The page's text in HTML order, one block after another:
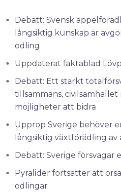
Debatt: Svensk
långsiktig kunskap är
odling
Uppdaterat faktablad
Debatt: Ett starkt
tillsammans, civilsamhället
möjligheter att bidra
Upprop Sverige behöver
långsiktig växtförädling av
Debatt: Sverige försvagar
Pyralider fortsätter att
odlingar